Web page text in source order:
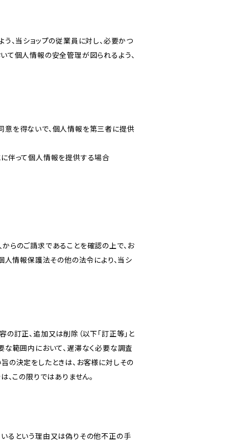
、当ショップの従業員に対し、必要かつ
て個人情報の安全管理が図られるよう、
意を得ないで、個人情報を第三者に提供
伴って個人情報を提供する場合
らのご請求であることを確認の上で、お
人情報保護法その他の法令により、当シ
訂正、追加又は削除（以下「訂正等」と
な範囲内において、遅滞なく必要な調査
の決定をしたときは、お客様に対しその
、この限りではありません。
るという理由又は偽りその他不正の手